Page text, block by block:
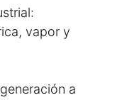
vapor y
a